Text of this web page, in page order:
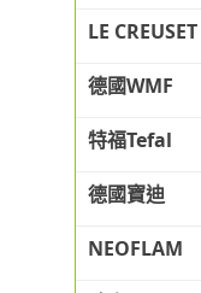
LE CREUSET
德國WMF
特福Tefal
德國寶迪
NEOFLAM